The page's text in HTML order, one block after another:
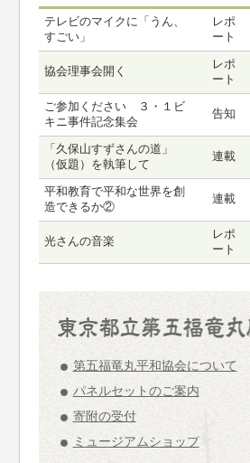
テレビのマイクに「うん、
すごい」
レポ
ート
協会理事会開く
レポ
ート
ご参加ください ３・１ビ
キニ事件記念集会
告知
「久保山すずさんの道」
（仮題）を執筆して
連載
平和教育で平和な世界を創
造できるか②
連載
光さんの音楽
レポ
ート
第五福竜丸平和協会について
パネルセットのご案内
寄附の受付
ミュージアムショップ